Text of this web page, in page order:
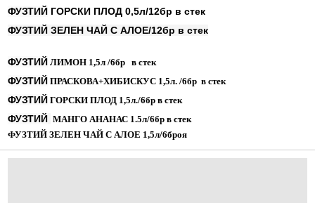
ФУЗТИЙ ГОРСКИ ПЛОД 0,5л/12бр в стек
ФУЗТИЙ ЗЕЛЕН ЧАЙ С АЛОЕ/12бр в стек
ФУЗТИЙ ЛИМОН 1,5л /6бр в стек
ФУЗТИЙ ПРАСКОВА+ХИБИСКУС 1,5л. /6бр в стек
ФУЗТИЙ ГОРСКИ ПЛОД 1,5л./6бр в стек
ФУЗТИЙ МАНГО АНАНАС 1.5л/6бр в стек
ФУЗТИЙ ЗЕЛЕН ЧАЙ С АЛОЕ 1,5л/6броя